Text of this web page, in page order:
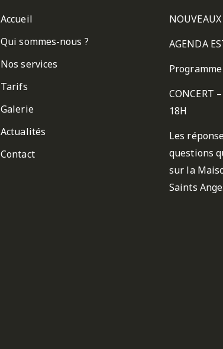
Accueil
Qui sommes-nous ?
Nos services
Tarifs
Galerie
Actualités
Contact
AGENDA
Programme
CONCERT
18H
Les
questions
sur la
Saints